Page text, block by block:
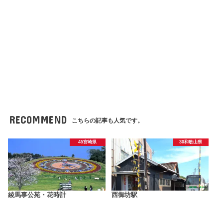
RECOMMEND こちらの記事も人気です。
45宮崎県
綾馬事公苑・花時計
30和歌山県
西御坊駅